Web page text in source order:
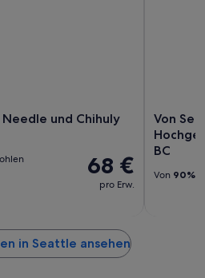
und Chihuly
68 €
pro Erw.
Von
BC
Von 90%
in Seattle ansehen